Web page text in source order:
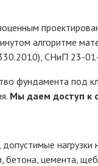
алгоритме
СНиП 23-
фундамента под
Мы даем доступ к
нагрузки
бетона, цемента,